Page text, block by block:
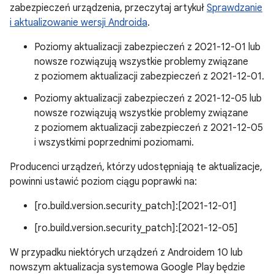
zabezpieczeń urządzenia, przeczytaj artykuł Sprawdzanie
i aktualizowanie wersji Androida.
Poziomy aktualizacji zabezpieczeń z 2021-12-01 lub
nowsze rozwiązują wszystkie problemy związane
z poziomem aktualizacji zabezpieczeń z 2021-12-01.
Poziomy aktualizacji zabezpieczeń z 2021-12-05 lub
nowsze rozwiązują wszystkie problemy związane
z poziomem aktualizacji zabezpieczeń z 2021-12-05
i wszystkimi poprzednimi poziomami.
Producenci urządzeń, którzy udostępniają te aktualizacje,
powinni ustawić poziom ciągu poprawki na:
[ro.build.version.security_patch]:[2021-12-01]
[ro.build.version.security_patch]:[2021-12-05]
W przypadku niektórych urządzeń z Androidem 10 lub
nowszym aktualizacja systemowa Google Play będzie